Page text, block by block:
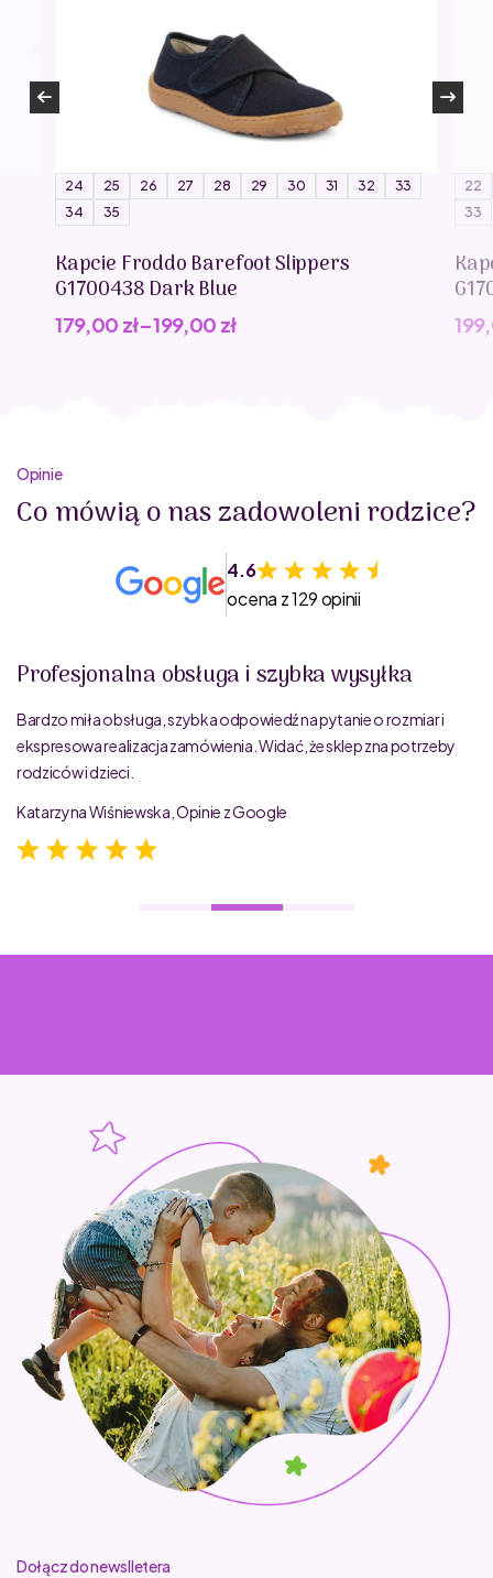
24 25 26 27 28 29 30 31 32
33
34
35
Kapcie Froddo Barefoot Slippers
G1700438 Dark Blue
179,00 zł–199,00 zł
22
33
Opinie
Co mówią o nas zadowoleni rodzice?
4.6
ocena z 129 opinii
Profesjonalna obsługa i szybka wysyłka
Bardzo miła obsługa, szybka odpowiedź na pytanie o rozmiar i
ekspresowa realizacja zamówienia. Widać, że sklep zna potrzeby
rodziców i dzieci.
Katarzyna Wiśniewska, Opinie z Google
Dołącz do newslletera